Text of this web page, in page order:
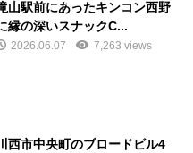
山駅前にあったキンコン西野
縁の深いスナックC...
2026.06.07 7,263 views
西市中央町のブロードビル4